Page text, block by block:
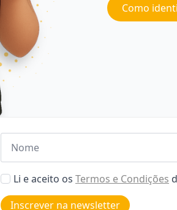
Como
Nome
Aceitar
de
Li e aceito os Termos e Condições
Inscrever na newsletter